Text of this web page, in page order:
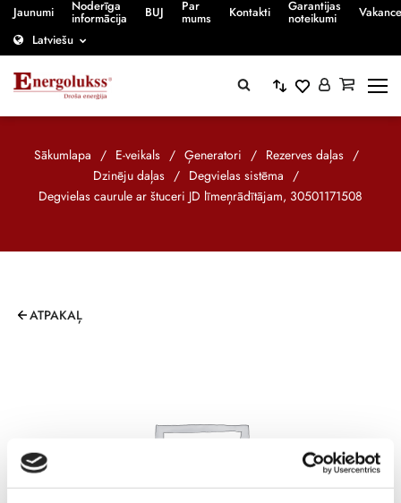
Jaunumi Noderīga
informācija BUJ Par
mums Kontakti Garantijas
noteikumi
Latviešu
Sākumlapa / E-veikals / Ģeneratori / Rezerves daļas /
Dzinēju daļas / Degvielas sistēma /
Degvielas caurule ar štuceri JD līmeņrādītājam, 30501171508
ATPAKAĻ